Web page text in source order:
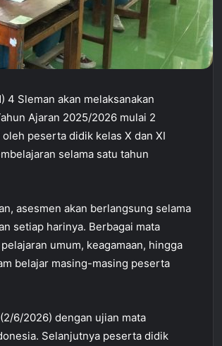
4 Sleman akan melaksanakan
Ajaran 2025/2026 mulai 2
peserta didik kelas X dan XI
selama satu tahun
asesmen akan berlangsung selama
setiap harinya. Berbagai mata
umum, keagamaan, hingga
belajar masing-masing peserta
6/2026) dengan ujian mata
Selanjutnya peserta didik